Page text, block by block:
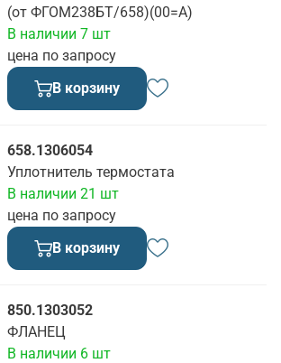
(от ФГОМ238БТ/658)(00=А)
цена по запросу
В наличии 7 шт
В корзину
658.1306054
Уплотнитель термостата
цена по запросу
В наличии 21 шт
В корзину
850.1303052
ФЛАНЕЦ
В наличии 6 шт